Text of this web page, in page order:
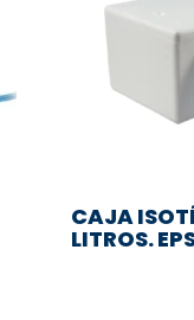
CAJA
LITROS.